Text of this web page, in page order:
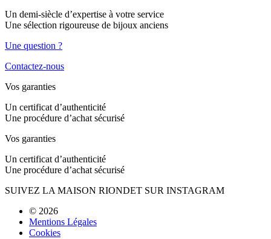
Un demi-siècle d’expertise à votre service
Une sélection rigoureuse de bijoux anciens
Une question ?
Contactez-nous
Vos garanties
Un certificat d’authenticité
Une procédure d’achat sécurisé
Vos garanties
Un certificat d’authenticité
Une procédure d’achat sécurisé
SUIVEZ LA MAISON RIONDET SUR INSTAGRAM
© 2026
Mentions Légales
Cookies